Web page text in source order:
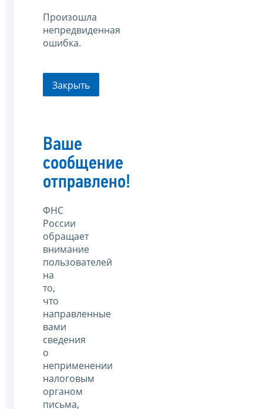
Произошла
непредвиденная
ошибка.
Закрыть
Ваше
сообщение
отправлено!
ФНС
России
обращает
внимание
пользователей
на
то,
что
направленные
вами
сведения
о
неприменении
налоговым
органом
письма,